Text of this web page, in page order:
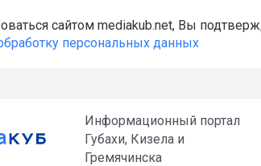
сайтом mediakub.net, Вы
персональных данных
Информационный портал
Губахи, Кизела и
Гремячинска